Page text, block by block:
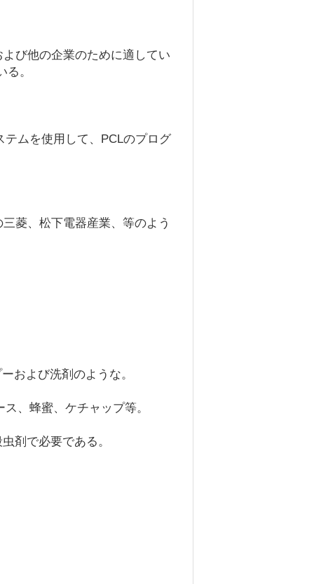
び他の企業のために適してい
。
ムを使用して、PCLのプログ
菱、松下電器産業、等のよう
および洗剤のような。
、蜂蜜、ケチャップ等。
剤で必要である。